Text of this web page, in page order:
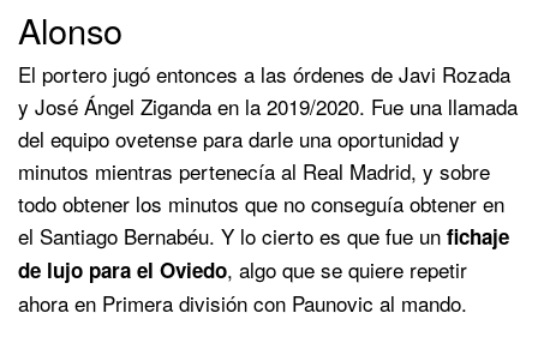
Alonso
El portero jugó entonces a las órdenes de Javi Rozada
y José Ángel Ziganda en la 2019/2020. Fue una llamada
del equipo ovetense para darle una oportunidad y
minutos mientras pertenecía al Real Madrid, y sobre
todo obtener los minutos que no conseguía obtener en
el Santiago Bernabéu. Y lo cierto es que fue un fichaje
de lujo para el Oviedo, algo que se quiere repetir
ahora en Primera división con Paunovic al mando.